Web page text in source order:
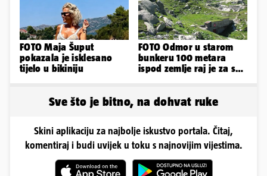
FOTO Maja Šuput
pokazala je isklesano
tijelo u bikiniju
FOTO Odmor u starom
bunkeru 100 metara
ispod zemlje raj je za sva
Sve što je bitno, na dohvat ruke
Skini aplikaciju za najbolje iskustvo portala. Čitaj,
komentiraj i budi uvijek u toku s najnovijim vijestima.